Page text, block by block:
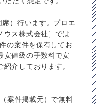
）行います。プロエ
ウス株式会社）では
の案件を保有してお
安値級の手数料で安
介しております。
案件掲載元）で無料